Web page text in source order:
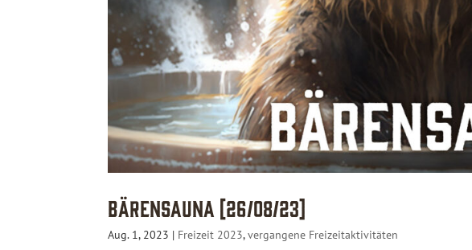
BärenSauna [26/08/23]
Aug. 1, 2023 | Freizeit 2023,vergangene Freizeitaktivitäten